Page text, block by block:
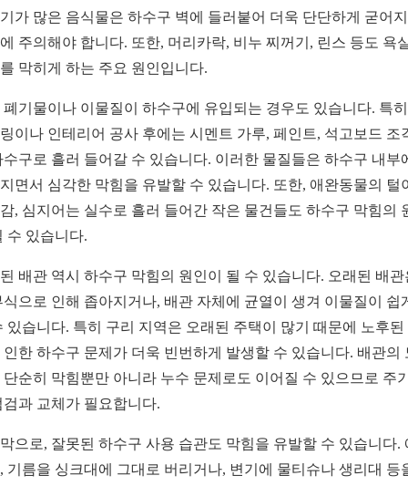
가 많은 음식물은 하수구 벽에 들러붙어 더욱 단단하게 굳어
주의해야 합니다. 또한, 머리카락, 비누 찌꺼기, 린스 등도 욕
막히게 하는 주요 원인입니다.
폐기물이나 이물질이 하수구에 유입되는 경우도 있습니다. 특
이나 인테리어 공사 후에는 시멘트 가루, 페인트, 석고보드 조
수구로 흘러 들어갈 수 있습니다. 이러한 물질들은 하수구 내부
면서 심각한 막힘을 유발할 수 있습니다. 또한, 애완동물의 털
, 심지어는 실수로 흘러 들어간 작은 물건들도 하수구 막힘의
수 있습니다.
배관 역시 하수구 막힘의 원인이 될 수 있습니다. 오래된 배관
식으로 인해 좁아지거나, 배관 자체에 균열이 생겨 이물질이 쉽
있습니다. 특히 구리 지역은 오래된 주택이 많기 때문에 노후된
인한 하수구 문제가 더욱 빈번하게 발생할 수 있습니다. 배관의
단순히 막힘뿐만 아니라 누수 문제로도 이어질 수 있으므로 주
검과 교체가 필요합니다.
으로, 잘못된 하수구 사용 습관도 막힘을 유발할 수 있습니다.
기름을 싱크대에 그대로 버리거나, 변기에 물티슈나 생리대 등